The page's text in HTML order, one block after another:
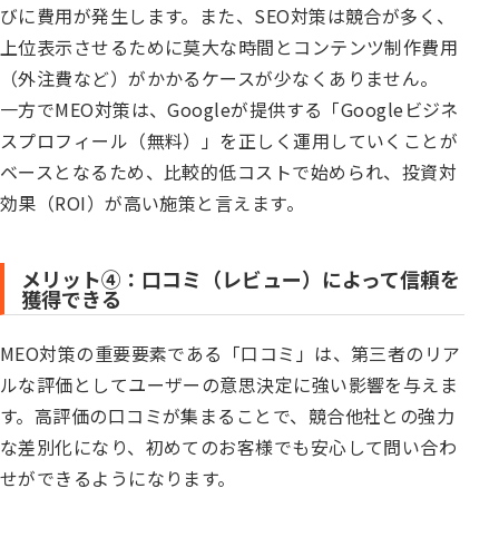
びに費用が発生します。また、SEO対策は競合が多く、
上位表示させるために莫大な時間とコンテンツ制作費用
（外注費など）がかかるケースが少なくありません。
一方でMEO対策は、Googleが提供する「Googleビジネ
スプロフィール（無料）」を正しく運用していくことが
ベースとなるため、比較的低コストで始められ、投資対
効果（ROI）が高い施策と言えます。
メリット④：口コミ（レビュー）によって信頼を
獲得できる
MEO対策の重要要素である「口コミ」は、第三者のリア
ルな評価としてユーザーの意思決定に強い影響を与えま
す。高評価の口コミが集まることで、競合他社との強力
な差別化になり、初めてのお客様でも安心して問い合わ
せができるようになります。